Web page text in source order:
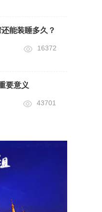
能装睡多久？
16372
要意义
43701